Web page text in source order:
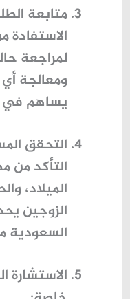
متابعة
الاستفادة
لمراجعة
ومعالجة
يساهم في
التحقق
التأكد من
الميلاد،
الزوجين
السعودية
الاستشارة